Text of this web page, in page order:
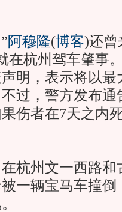
阿穆隆(博客)还曾
在杭州驾车肇事
明，表示将以最
过，警方发布通
伤者在7天之内
州文一西路和
一辆宝马车撞倒